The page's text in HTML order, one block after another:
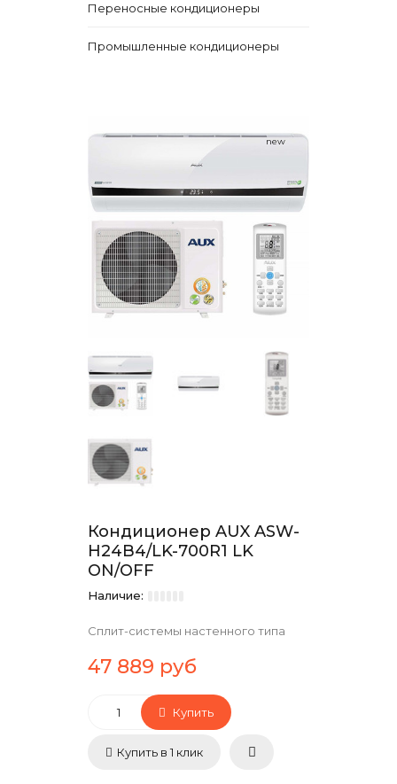
Переносные кондиционеры
Промышленные кондиционеры
new
Кондиционер AUX ASW-
H24B4/LK-700R1 LK
ON/OFF
Наличие:
Сплит-системы настенного типа
47 889 руб
Купить
Купить в 1 клик